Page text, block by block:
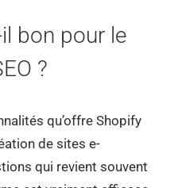
bon pour le
?
qu’offre Shopify
de sites e-
qui revient souvent